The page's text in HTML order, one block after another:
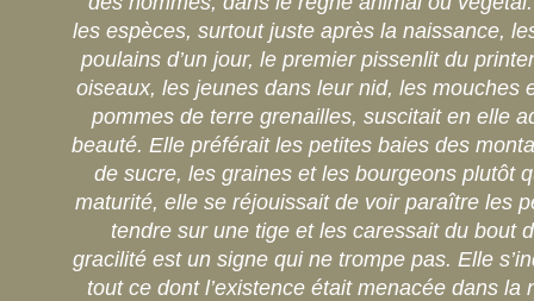
les espèces, surtout juste après la naissance,
poulains d’un jour, le premier pissenlit du
oiseaux, les jeunes dans leur nid, les mouches
pommes de terre grenailles, suscitait en elle
beauté. Elle préférait les petites baies des
de sucre, les graines et les bourgeons plutôt
maturité, elle se réjouissait de voir paraître les
tendre sur une tige et les caressait du bout
gracilité est un signe qui ne trompe pas. Elle
tout ce dont l’existence était menacée dans la